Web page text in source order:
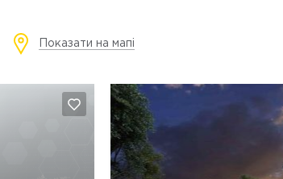
Показати на мапі